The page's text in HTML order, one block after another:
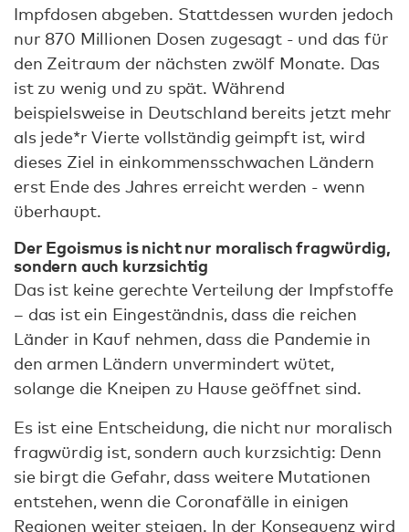
Impfdosen abgeben. Stattdessen wurden jedoch
nur 870 Millionen Dosen zugesagt - und das für
den Zeitraum der nächsten zwölf Monate. Das
ist zu wenig und zu spät. Während
beispielsweise in Deutschland bereits jetzt mehr
als jede*r Vierte vollständig geimpft ist, wird
dieses Ziel in einkommensschwachen Ländern
erst Ende des Jahres erreicht werden - wenn
überhaupt.
Der Egoismus is nicht nur moralisch fragwürdig,
sondern auch kurzsichtig
Das ist keine gerechte Verteilung der Impfstoffe
– das ist ein Eingeständnis, dass die reichen
Länder in Kauf nehmen, dass die Pandemie in
den armen Ländern unvermindert wütet,
solange die Kneipen zu Hause geöffnet sind.
Es ist eine Entscheidung, die nicht nur moralisch
fragwürdig ist, sondern auch kurzsichtig: Denn
sie birgt die Gefahr, dass weitere Mutationen
entstehen, wenn die Coronafälle in einigen
Regionen weiter steigen. In der Konsequenz wird